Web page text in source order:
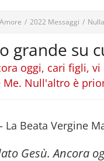
/ 2022 Messaggi /
grande su
oggi, cari figli,
Me. Null'altro è
La Beata Vergine
Gesù. Ancora